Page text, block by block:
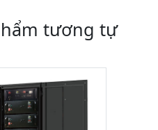
tương tự